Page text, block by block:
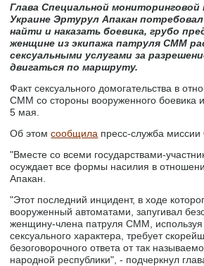
Глава Специальной
Украине Эртурул Апакан
найти и наказать боевика, грубо
женщине из экипажа патруля СММ
сексуальными услугами за
двигаться по маршруту.
Факт сексуального домогательства в
СММ со стороны вооруженного боевика
5 мая.
Об этомсообщила пресс-служба
"Вместе со всеми государствами-
осуждает все формы насилия в
Апакан.
"Этот последний инцидент, в ходе
вооруженный автоматами, запугивал
женщину-члена патруля СММ,
сексуального характера, требует
безоговорочного ответа от так
народной республики", - подчеркнул